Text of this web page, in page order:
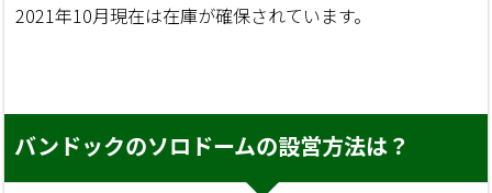
2021年10月現在は在庫が確保されています。
バンドックのソロドームの設営方法は？